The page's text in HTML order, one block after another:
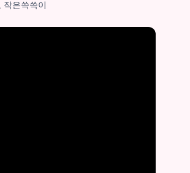
작은쓱쓱이